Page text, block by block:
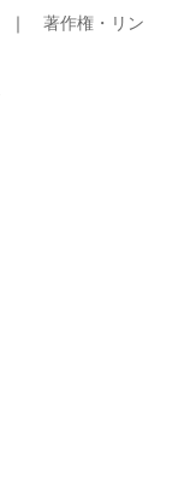
｜著作権・リン